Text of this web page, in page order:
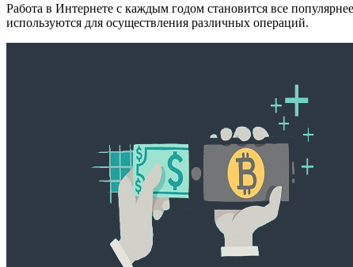
Работа в Интернете с каждым годом становится все
используются для осуществления различных операций.